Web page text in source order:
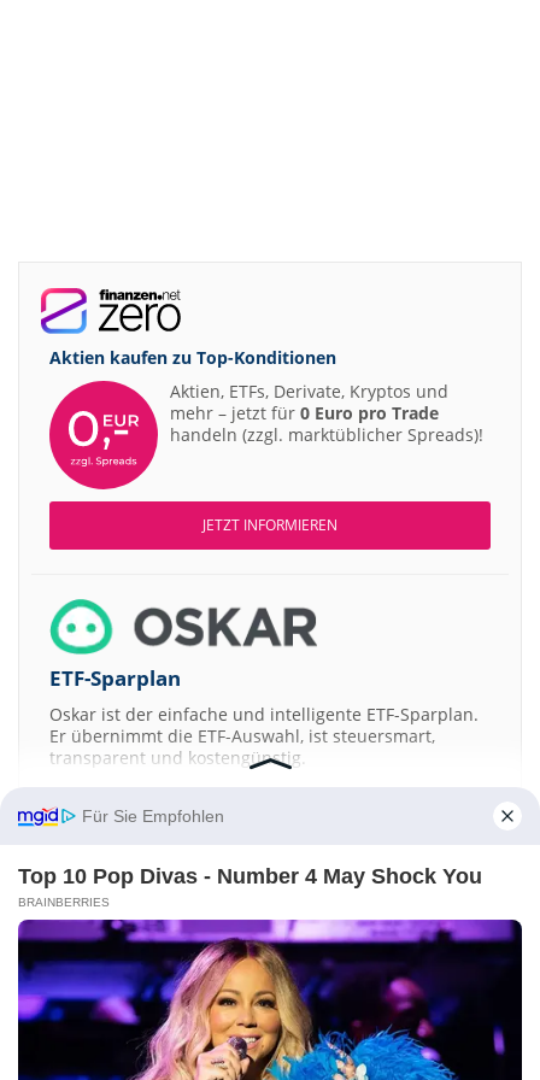
Aktien kaufen zu Top-Konditionen
Aktien, ETFs, Derivate, Kryptos und
mehr – jetzt für 0 Euro pro Trade
handeln (zzgl. marktüblicher Spreads)!
JETZT INFORMIEREN
ETF-Sparplan
Oskar ist der einfache und intelligente ETF-Sparplan.
Er übernimmt die ETF-Auswahl, ist steuersmart,
transparent und kostengünstig.
JETZT MEHR ERFAHREN
EuroStoxx 50 Dow Jones NASDAQ 100
S&P 500
Kontakt -Impressum-Werbung
Barrierefreiheit
Datenschutz-Disclaimer-AGB-Privatsphäre-Einstellungen
Für Sie Empfohlen
Top 10 Pop Divas - Number 4 May Shock You
BRAINBERRIES